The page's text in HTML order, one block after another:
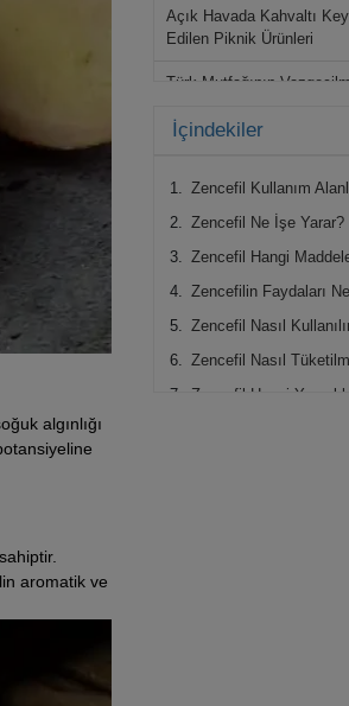
algınlığı
aromatik ve
Açık Havada Kahvaltı
Edilen Piknik Ürünleri
Türk Mutfağının
Fıstık Ezmesi Faydaları
Marmelat Nedir? Nasıl
İçindekiler
Zencefil Kullanım
Zencefil Ne İşe Yarar?
Zencefil Hangi
Zencefilin Faydaları
Zencefil Nasıl
Zencefil Nasıl
Zencefil Hangi